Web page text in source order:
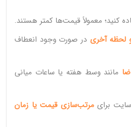
کنید؛ معمولاً قیمت‌ها کمتر هستند.
لحظه آخری در صورت وجود انعطاف
مانند وسط هفته یا ساعات میانی
سایت برایمرتب‌سازی قیمت یا زمان